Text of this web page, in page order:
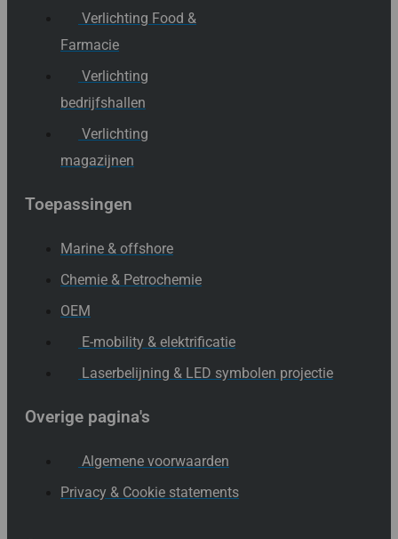
Verlichting Food &
Farmacie
Verlichting
bedrijfshallen
Verlichting
magazijnen
Toepassingen
Marine & offshore
Chemie & Petrochemie
OEM
E-mobility & elektrificatie
Laserbelijning & LED symbolen projectie
Overige pagina's
Algemene voorwaarden
Privacy & Cookie statements